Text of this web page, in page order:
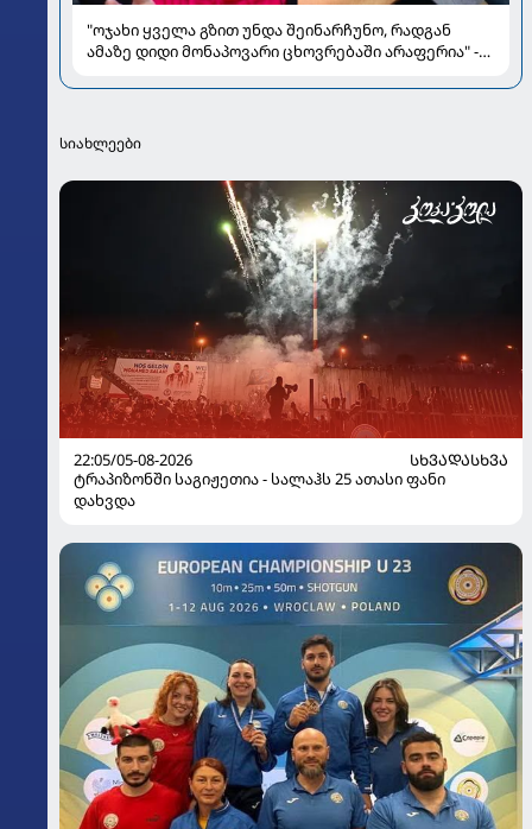
"ოჯახი ყველა გზით უნდა შეინარჩუნო, რადგან
ამაზე დიდი მონაპოვარი ცხოვრებაში არაფერია" -
ამბები კულისებს მიღმა
სიახლეები
22:05/05-08-2026
ᲡᲮᲕᲐᲓᲐᲡᲮᲕᲐ
ტრაპიზონში საგიჟეთია - სალაჰს 25 ათასი ფანი
დახვდა